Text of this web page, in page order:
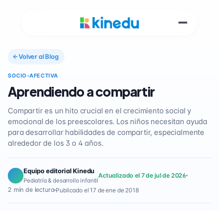
Volver al Blog
SOCIO-AFECTIVA
Aprendiendo a compartir
Compartir es un hito crucial en el crecimiento social y
emocional de los preescolares. Los niños necesitan ayuda
para desarrollar habilidades de compartir, especialmente
alrededor de los 3 o 4 años.
Equipo editorial Kinedu
Pediatría & desarrollo infantil
Actualizado el 7 de jul de 2026
2 min de lectura Publicado el 17 de ene de 2018